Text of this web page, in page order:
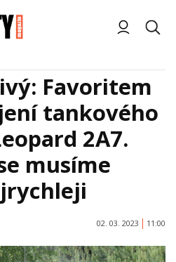
Favoritem
tankového
2A7.
musíme
02. 03. 2023 11:00